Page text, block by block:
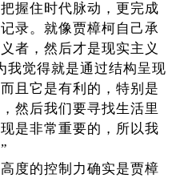
握住时代脉动，更完成
录。就像贾樟柯自己承
者，然后才是现实主义
我觉得就是通过结构呈现
且它是有利的，特别是
然后我们要寻找生活里
是非常重要的，所以我
度的控制力确实是贾樟